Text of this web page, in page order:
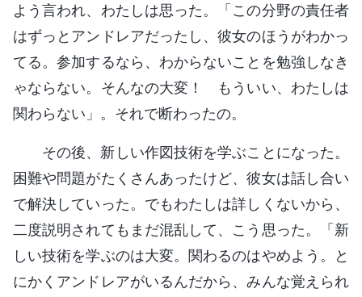
よう言われ、わたしは思った。「この分野の責任者
はずっとアンドレアだったし、彼女のほうがわかっ
てる。参加するなら、わからないことを勉強しなき
ゃならない。そんなの大変！ もういい、わたしは
関わらない」。それで断わったの。
その後、新しい作図技術を学ぶことになった。
困難や問題がたくさんあったけど、彼女は話し合い
で解決していった。でもわたしは詳しくないから、
二度説明されてもまだ混乱して、こう思った。「新
しい技術を学ぶのは大変。関わるのはやめよう。と
にかくアンドレアがいるんだから、みんな覚えられ